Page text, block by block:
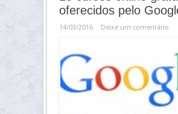
oferecidos pelo
14/03/2016 Deixe um comentário